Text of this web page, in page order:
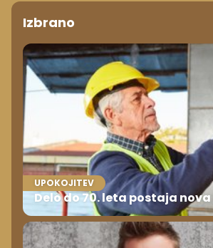
Izbrano
UPOKOJITEV
Delo do 70. leta postaja